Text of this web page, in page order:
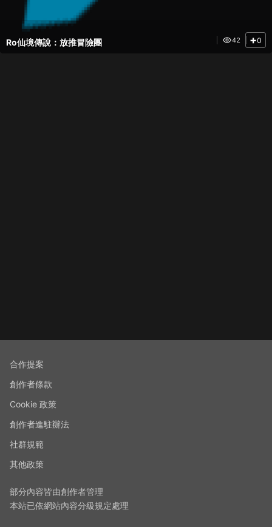
Ro仙境傳說：放推冒險團 42 +0
合作提案
創作者條款
Cookie 政策
創作者進駐辦法
社群規範
其他政策
部分內容皆由創作者管理
本站已依網站內容分級規定處理